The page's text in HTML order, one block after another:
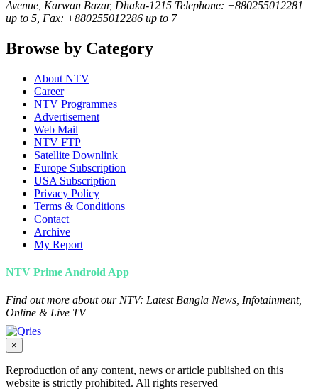
Avenue, Karwan Bazar, Dhaka-1215 Telephone: +880255012281
up to 5, Fax: +880255012286 up to 7
Browse by Category
About NTV
Career
NTV Programmes
Advertisement
Web Mail
NTV FTP
Satellite Downlink
Europe Subscription
USA Subscription
Privacy Policy
Terms & Conditions
Contact
Archive
My Report
NTV Prime Android App
Find out more about our NTV: Latest Bangla News, Infotainment,
Online & Live TV
×
Reproduction of any content, news or article published on this
website is strictly prohibited. All rights reserved